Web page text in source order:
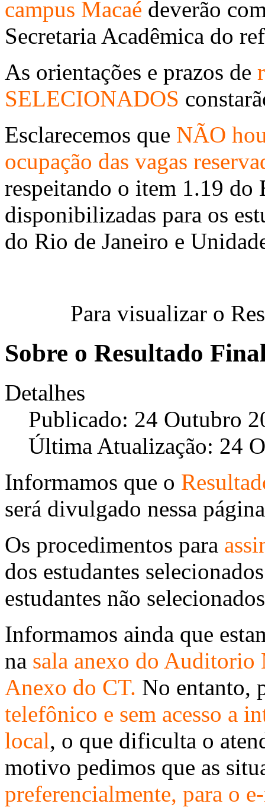
campus Macaé deverão
Secretaria Acadêmica do
As orientações e prazos de
SELECIONADOS
Esclarecemos que NÃO
ocupação das vagas
respeitando o item 1.19 do
disponibilizadas para os
do Rio de Janeiro e
Para visualizar o
Sobre o Resultado
Detalhes
Publicado: 24 Outubro
Última Atualização: 24
Informamos que o
será divulgado nessa
Os procedimentos para
dos estudantes
estudantes não
Informamos ainda que
na sala anexo do Auditorio
Anexo do CT. No entanto,
telefônico e sem acesso a
local, o que dificulta o
motivo pedimos que as
preferencialmente, para o